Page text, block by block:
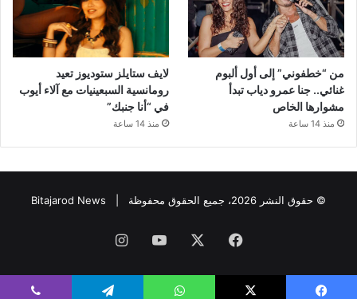
من “خطفوني” إلى أول ألبوم
غنائي.. جنا عمرو دياب تبدأ
مشوارها الخاص
منذ 14 ساعة
لايف ستايلز ستوديوز تعيد
رومانسية السبعينيات مع آلاء أيوب
في “أنا جنبك”
منذ 14 ساعة
© حقوق النشر 2026، جميع الحقوق محفوظة | Bitajarod News
فيسبوك ‫YouTubeانستقرام